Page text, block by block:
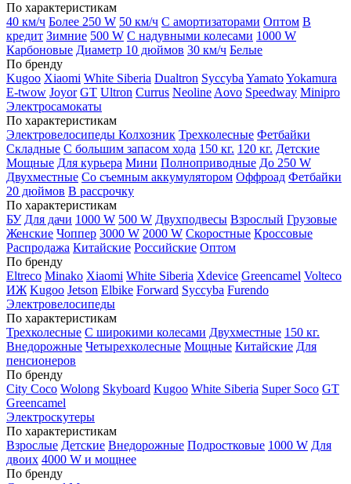
По характеристикам
40 км/ч Более 250 W 50 км/ч С амортизаторами Оптом В
кредит Зимние 500 W С надувными колесами 1000 W
Карбоновые Диаметр 10 дюймов 30 км/ч Белые
По бренду
Kugoo Xiaomi White Siberia Dualtron Syccyba YamatoYokamura
E-twow Joyor GT Ultron Currus Neoline Aovo Speedway Minipro
Электросамокаты
По характеристикам
Электровелосипеды Колхозник Трехколесные Фетбайки
Складные С большим запасом хода 150 кг. 120 кг. Детские
Мощные Для курьера Мини Полноприводные До 250 W
Двухместные Со съемным аккумулятором Оффроад Фетбайки
20 дюймов В рассрочку
По характеристикам
БУ Для дачи 1000 W 500 W Двухподвесы Взрослый Грузовые
Женские Чоппер 3000 W 2000 W Скоростные Кроссовые
Распродажа Китайские Российские Оптом
По бренду
Eltreco Minako Xiaomi White Siberia Xdevice Greencamel Volteco
ИЖ Kugoo Jetson Elbike Forward Syccyba Furendo
Электровелосипеды
По характеристикам
Трехколесные С широкими колесами Двухместные 150 кг.
Внедорожные Четырехколесные Мощные Китайские Для
пенсионеров
По бренду
City Coco Wolong Skyboard Kugoo White Siberia Super Soco GT
Greencamel
Электроскутеры
По характеристикам
Взрослые Детские Внедорожные Подростковые 1000 W Для
двоих 4000 W и мощнее
По бренду